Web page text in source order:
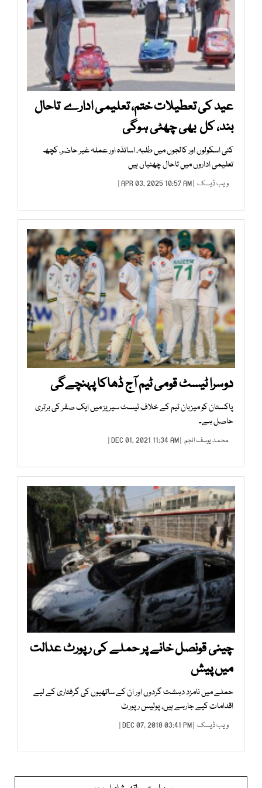
عید کی تعطیلات ختم، تعلیمی ادارے تاحال
بند، کل بھی چھٹی ہوگی
کئی اسکولوں اور کالجوں میں طلبہ، اساتذہ اور عملہ غیر حاضر، کچھ
تعلیمی اداروں میں تاحال چھٹیاں ہیں
ویب ڈیسک | APR 03, 2025 10:57 AM |
دوسرا ٹیسٹ قومی ٹیم آج ڈھاکا پہنچےگی
پاکستان کو میزبان ٹیم کے خلاف ٹیسٹ سیریز میں ایک صفر کی برتری
حاصل ہے۔
محمد یوسف انجم
چینی قونصل خانے پر حملے کی رپورٹ عدالت
میں پیش
حملے میں نامزد دہشت گردوں اور ان کے ساتھیوں کی گرفتاری کے لیے
اقدامات کیے جارہے ہیں، پولیس رپورٹ
ویب ڈیسک